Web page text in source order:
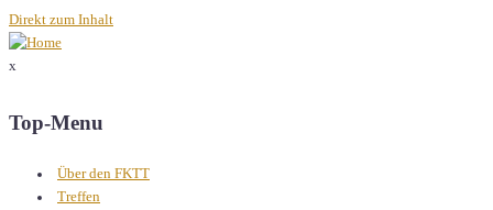
Direkt zum Inhalt
x
Top-Menu
Über den FKTT
Treffen